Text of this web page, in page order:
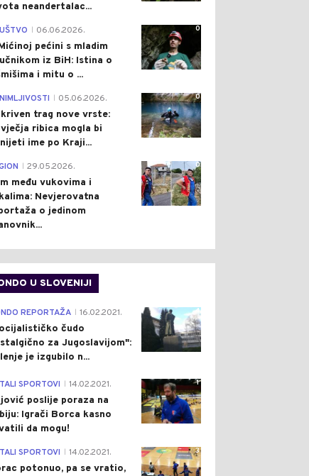
neandertalac...
0
06.06.2026.
pećini s mladim
iz BiH: Istina o
i mitu o ...
0
05.06.2026.
trag nove vrste:
ribica mogla bi
ime po Kraji...
0
29.05.2026.
među vukovima i
Nevjerovatna
o jedinom
U SLOVENIJI
4
REPORTAŽA 16.02.2021.
čudo
za Jugoslavijom":
je izgubilo n...
1
SPORTOVI 14.02.2021.
poslije poraza na
Igrači Borca kasno
da mogu!
3
SPORTOVI 14.02.2021.
potonuo, pa se vratio,